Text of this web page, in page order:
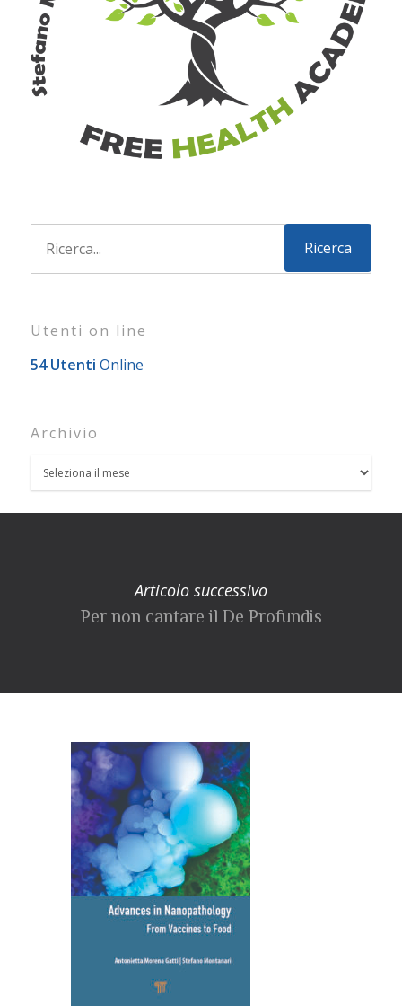
Utenti on line
54 Utenti Online
Archivio
Articolo successivo
Per non cantare il De Profundis